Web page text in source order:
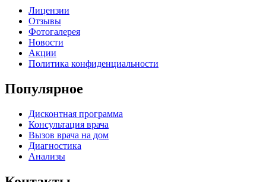
Лицензии
Отзывы
Фотогалерея
Новости
Акции
Политика конфиденциальности
Популярное
Дисконтная программа
Консультация врача
Вызов врача на дом
Диагностика
Анализы